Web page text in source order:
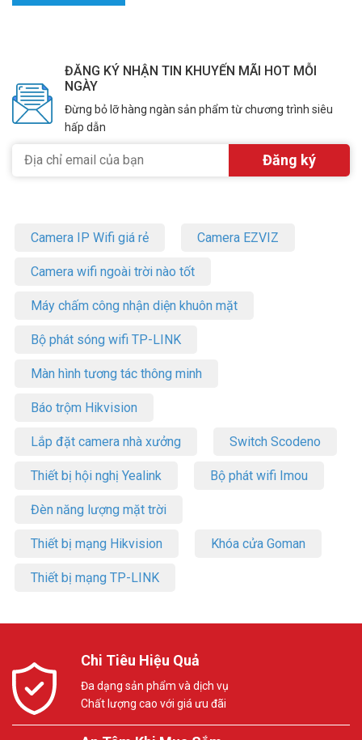
TP-LINK BE400 WiFi 7 là lựa chọn lý tưởng cho mọi nhu cầu kết nối
Facebook Vuhoangtelecomnhé.
ĐĂNG KÝ NHẬN TIN KHUYẾN MÃI HOT MỖI
NGÀY
Đừng bỏ lỡ hàng ngàn sản phẩm từ chương trình siêu
hấp dẫn
Camera IP Wifi giá rẻ Camera EZVIZ
Camera wifi ngoài trời nào tốt
Máy chấm công nhận diện khuôn mặt
Bộ phát sóng wifi TP-LINK
Màn hình tương tác thông minh
Báo trộm Hikvision
Lắp đặt camera nhà xưởng Switch Scodeno
Thiết bị hội nghị Yealink Bộ phát wifi Imou
Đèn năng lượng mặt trời
Thiết bị mạng Hikvision Khóa cửa Goman
Thiết bị mạng TP-LINK
Chi Tiêu Hiệu Quả
Đa dạng sản phẩm và dịch vụ
Chất lượng cao với giá ưu đãi